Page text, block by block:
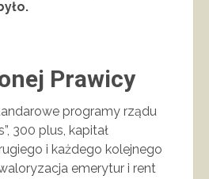
Prawicy
programy rządu
300 plus, kapitał
i każdego kolejnego
emerytur i rent